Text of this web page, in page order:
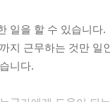
일을 할 수 있습니다.
지 근무하는 것만 일
니다.